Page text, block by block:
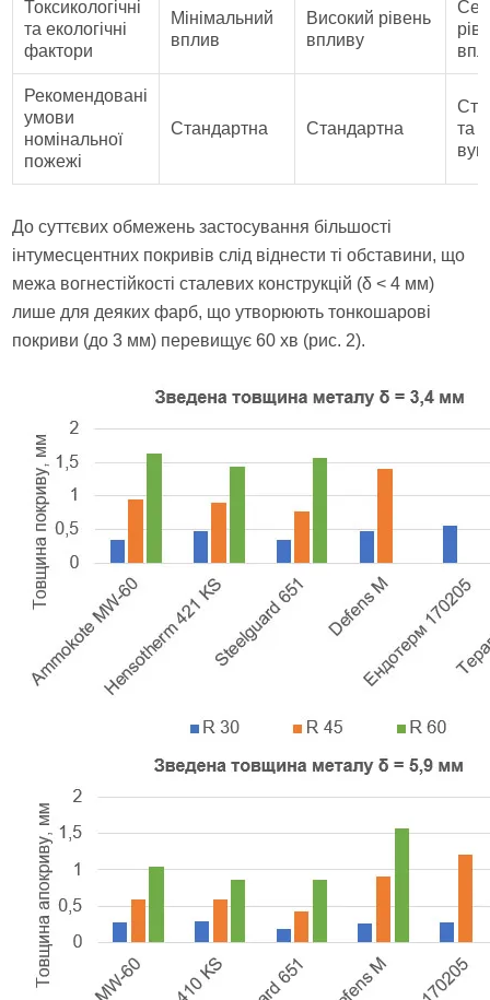
Токсикологічні
та екологічні
фактори
Мінімальний
вплив
Високий рівень
впливу
Рекомендовані
умови
номінальної
пожежі
Стандартна Стандартна
та
До суттєвих обмежень застосування більшості
інтумесцентних покривів слід віднести ті обставини, що
межа вогнестійкості сталевих конструкцій (δ < 4 мм)
лише для деяких фарб, що утворюють тонкошарові
покриви (до 3 мм) перевищує 60 хв (рис. 2).